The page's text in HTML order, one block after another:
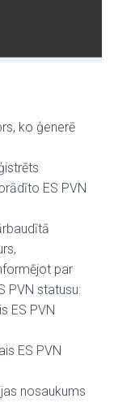
ko ģenerē
ES PVN
par
PVN statusu:
ES PVN
ES PVN
nosaukums